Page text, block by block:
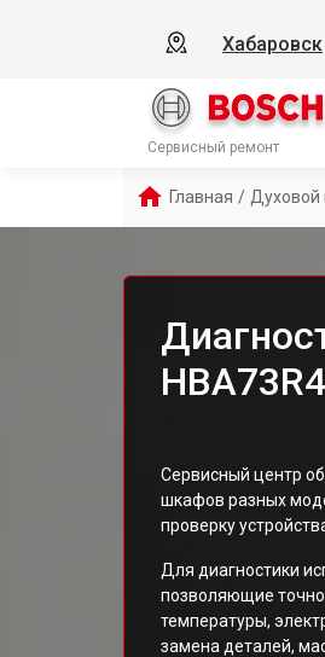
Хабаровск
Сервисный ремонт
Главная /
Сервисный центр
шкафов разных
проверку
Для диагностики
позволяющие точно
температуры,
замена деталей,